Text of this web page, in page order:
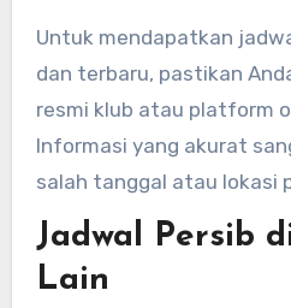
Untuk mendapatkan
dan terbaru, pastikan
resmi klub atau platform
Informasi yang akurat
salah tanggal atau lokasi
Jadwal Persib
Lain